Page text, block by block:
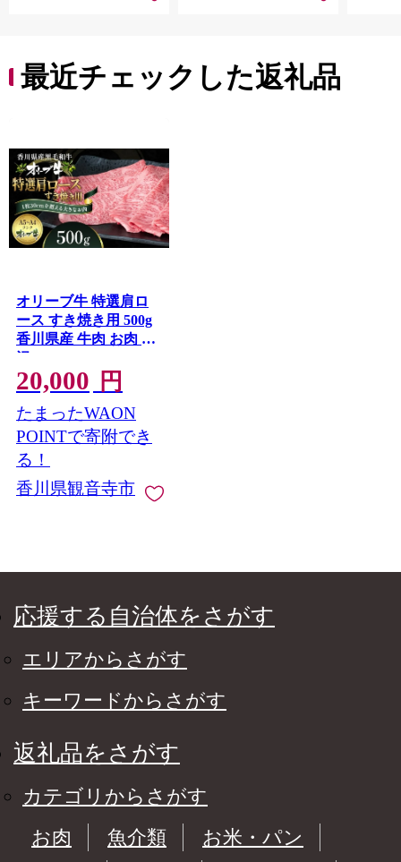
最近チェックした返礼品
オリーブ牛 特選肩ロ
ース すき焼き用 500g
香川県産 牛肉 お肉 贅
沢
20,000 円
たまったWAON
POINTで寄附でき
る！
香川県観音寺市
応援する自治体をさがす
エリアからさがす
キーワードからさがす
返礼品をさがす
カテゴリからさがす
お肉
魚介類
お米・パン